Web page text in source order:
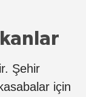
Şehir
için